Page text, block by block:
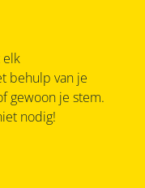
elk
behulp van je
gewoon je stem.
nodig!